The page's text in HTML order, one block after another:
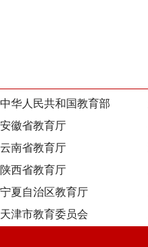
中华人民共和国教育部
安徽省教育厅
云南省教育厅
陕西省教育厅
宁夏自治区教育厅
天津市教育委员会